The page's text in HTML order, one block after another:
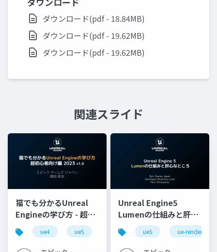
ダウンロード(pdf - 18.84MB)
ダウンロード(pdf - 19.62MB)
ダウンロード(pdf - 19.62MB)
関連スライド
猫でも分かるUnreal
Engineの学び方 - 超初
心者向け編 - 2023 v1.0
ue4 ue5 ue-beginner
Unreal Engine5
Lumenの仕組みと肝心
なところ
ue5 ue-rendering